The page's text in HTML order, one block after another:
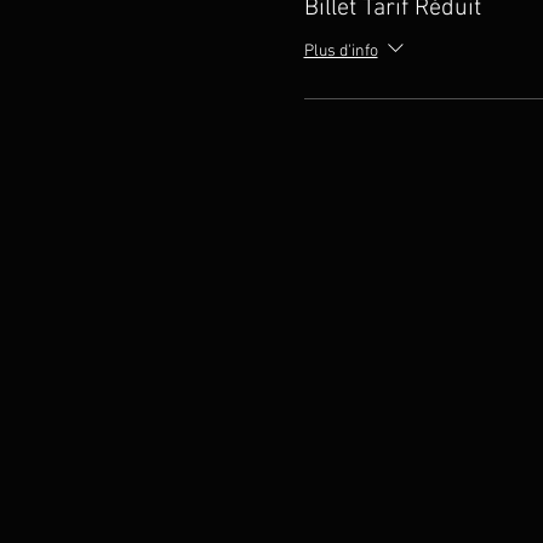
Billet Tarif Réduit
Plus d'info